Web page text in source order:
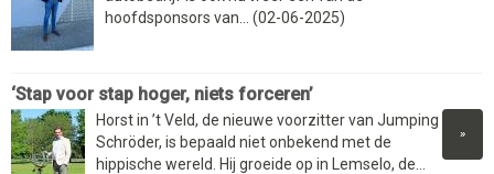
hoofdsponsors van... (02-06-2025)
‘Stap voor stap hoger, niets forceren’
»
Horst in ’t Veld, de nieuwe voorzitter van Jumping
Schröder, is bepaald niet onbekend met de
hippische wereld. Hij groeide op in Lemselo, de...